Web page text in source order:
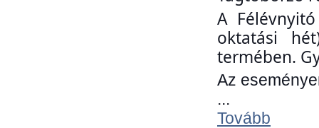
A
oktatási
termében.
Az
...
Tovább